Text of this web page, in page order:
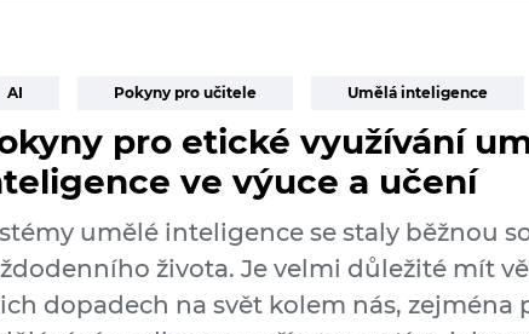
AI Pokyny pro učitele Umělá inteligence
pro etické využívání
ve výuce a učení
umělé inteligence se staly běžnou
života. Je velmi důležité mít
dopadech na svět kolem nás, zejména